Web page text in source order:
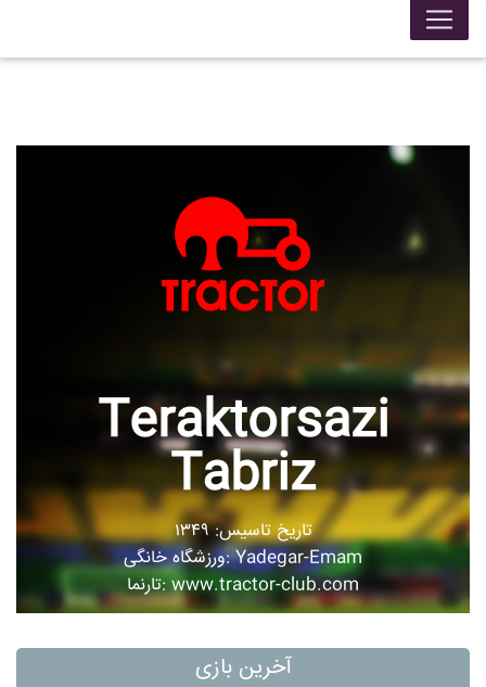
Teraktorsazi
Tabriz
تاریخ تاسیس: ۱۳۴۹
ورزشگاه خانگی: Yadegar-Emam
تارنما: www.tractor-club.com
آخرین بازی